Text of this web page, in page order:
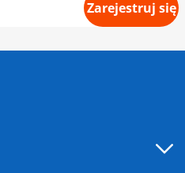
Zarejestruj się